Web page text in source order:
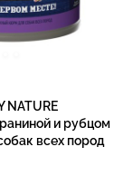
NATURE
и рубцом
всех пород